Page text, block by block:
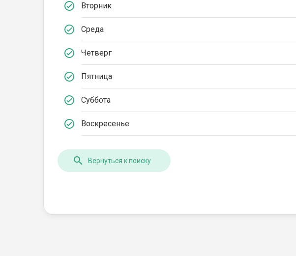
Вторник
Среда
Четверг
Пятница
Суббота
Воскресенье
Вернуться к поиску